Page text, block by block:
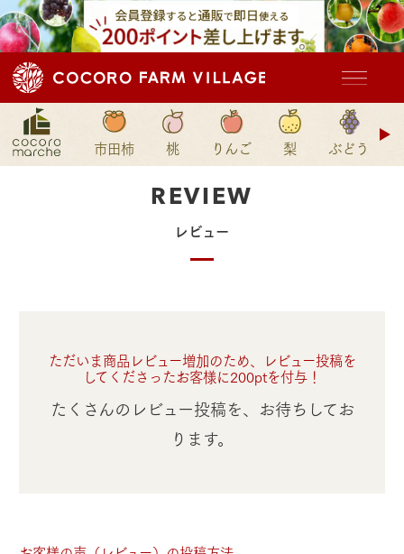
市田柿 桃 りんご 梨 ぶどう ド
REVIEW
レビュー
ただいま商品レビュー増加のため、レビュー投稿を
してくださったお客様に200ptを付与！
たくさんのレビュー投稿を、お待ちしてお
ります。